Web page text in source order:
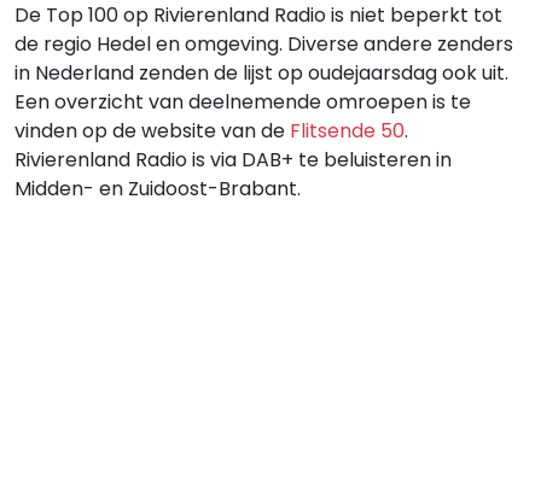
De Top 100 op Rivierenland Radio is niet beperkt tot
de regio Hedel en omgeving. Diverse andere zenders
in Nederland zenden de lijst op oudejaarsdag ook uit.
Een overzicht van deelnemende omroepen is te
vinden op de website van de Flitsende 50.
Rivierenland Radio is via DAB+ te beluisteren in
Midden- en Zuidoost-Brabant.